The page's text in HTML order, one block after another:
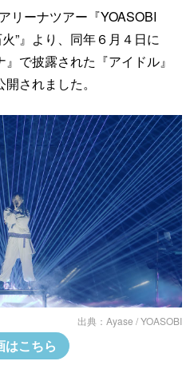
リーナツアー『YOASOBI
”』より、同年６月４日に
で披露された『アイドル』
されました。
出典： Ayase / YOASOBI
はこちら